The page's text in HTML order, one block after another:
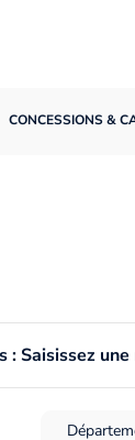
CONCESSIONS &
: Saisissez